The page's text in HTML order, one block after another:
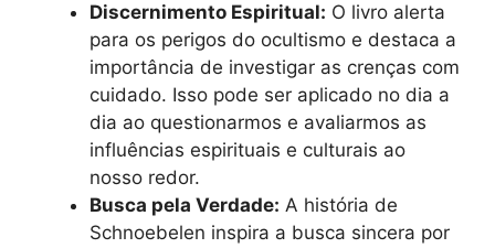
Discernimento Espiritual: O livro alerta
para os perigos do ocultismo e destaca a
importância de investigar as crenças com
cuidado. Isso pode ser aplicado no dia a
dia ao questionarmos e avaliarmos as
influências espirituais e culturais ao
nosso redor.
Busca pela Verdade: A história de
Schnoebelen inspira a busca sincera por